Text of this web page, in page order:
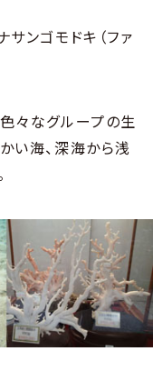
ンゴモドキ（ファ
々なグループの生
い海、深海から浅